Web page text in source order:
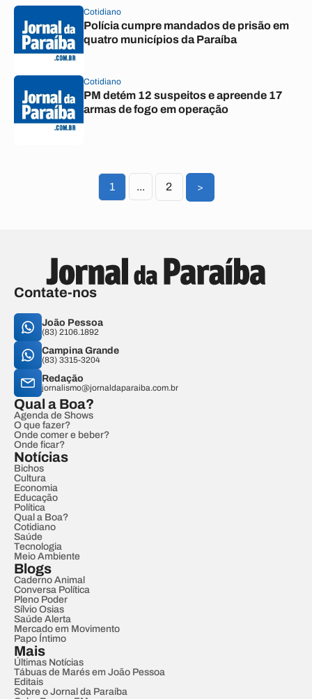
Cotidiano
Polícia cumpre mandados de prisão em
quatro municípios da Paraíba
Cotidiano
PM detém 12 suspeitos e apreende 17
armas de fogo em operação
1 ... 2 >
Contate-nos
João Pessoa
(83) 2106.1892
Campina Grande
(83) 3315-3204
Redação
jornalismo@jornaldaparaiba.com.br
Qual a Boa?
Agenda de Shows
O que fazer?
Onde comer e beber?
Onde ficar?
Notícias
Bichos
Cultura
Economia
Educação
Política
Qual a Boa?
Cotidiano
Saúde
Tecnologia
Meio Ambiente
Blogs
Caderno Animal
Conversa Política
Pleno Poder
Sílvio Osias
Saúde Alerta
Mercado em Movimento
Papo Íntimo
Mais
Últimas Notícias
Tábuas de Marés em João Pessoa
Editais
Sobre o Jornal da Paraíba